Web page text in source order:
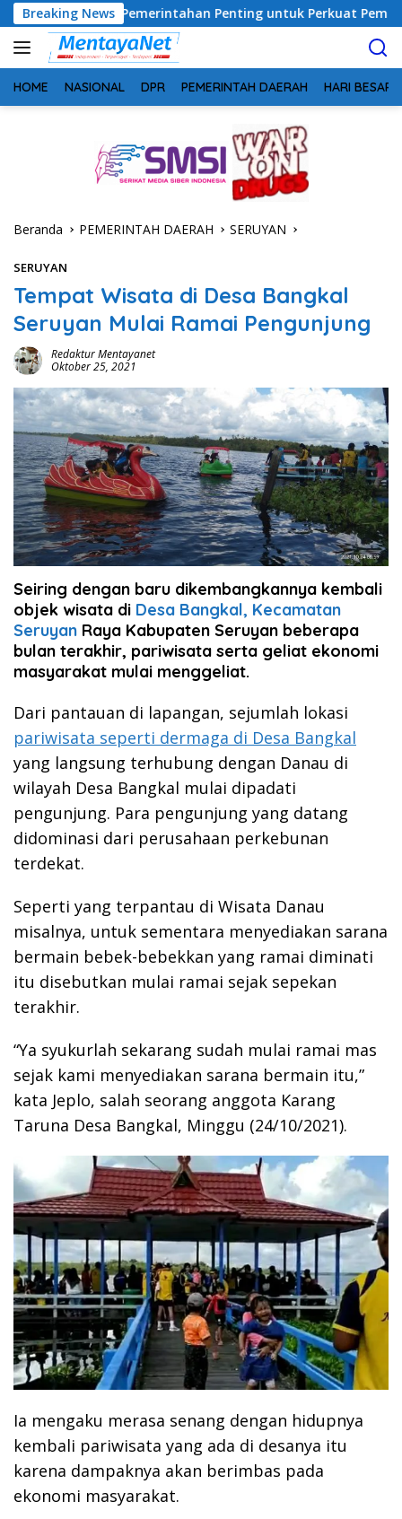
Langsung
ke
konten
Breaking NewsPenting untuk Perkuat Pembangunan Desa
HOME NASIONAL DPR PEMERINTAH DAERAH HARI BESAR
Beranda PEMERINTAH DAERAH SERUYAN
SERUYAN
Tempat Wisata di Desa Bangkal
Seruyan Mulai Ramai Pengunjung
Redaktur Mentayanet
Oktober 25, 2021
Seiring dengan baru dikembangkannya kembali
objek wisata di Desa Bangkal, Kecamatan
Seruyan Raya Kabupaten Seruyan beberapa
bulan terakhir, pariwisata serta geliat ekonomi
masyarakat mulai menggeliat.
Dari pantauan di lapangan, sejumlah lokasi
pariwisata seperti dermaga di Desa Bangkal
yang langsung terhubung dengan Danau di
wilayah Desa Bangkal mulai dipadati
pengunjung. Para pengunjung yang datang
didominasi dari perusahaan perkebunan
terdekat.
Seperti yang terpantau di Wisata Danau
misalnya, untuk sementara menyediakan sarana
bermain bebek-bebekkan yang ramai diminati
itu disebutkan mulai ramai sejak sepekan
terakhir.
“Ya syukurlah sekarang sudah mulai ramai mas
sejak kami menyediakan sarana bermain itu,”
kata Jeplo, salah seorang anggota Karang
Taruna Desa Bangkal, Minggu (24/10/2021).
Ia mengaku merasa senang dengan hidupnya
kembali pariwisata yang ada di desanya itu
karena dampaknya akan berimbas pada
ekonomi masyarakat.